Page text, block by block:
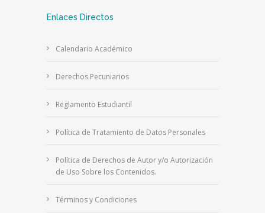
Enlaces Directos
Calendario Académico
Derechos Pecuniarios
Reglamento Estudiantil
Política de Tratamiento de Datos Personales
Política de Derechos de Autor y/o Autorización
de Uso Sobre los Contenidos.
Términos y Condiciones